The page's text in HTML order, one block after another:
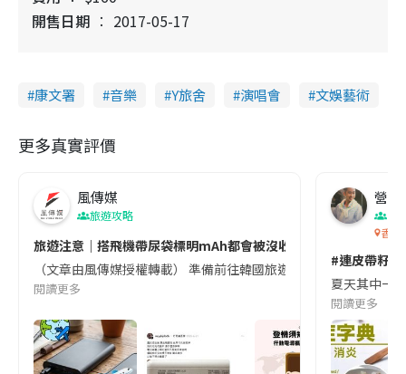
開售日期
2017-05-17
康文署 音樂 Y旅舍 演唱會 文娛藝術
更多真實評價
風傳媒
旅遊攻略
旅遊注意｜搭飛機帶尿袋標明mAh都會被沒收😱出發前切記檢查
（文章由風傳媒授權轉載） 準備前往韓國旅遊的民眾，近期要
閱讀更多
營養
香港
#連皮帶籽
夏天其中一
閱讀更多